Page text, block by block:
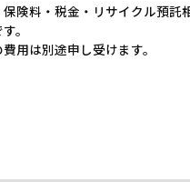
険料・税金・リサイクル預託
。
用は別途申し受けます。